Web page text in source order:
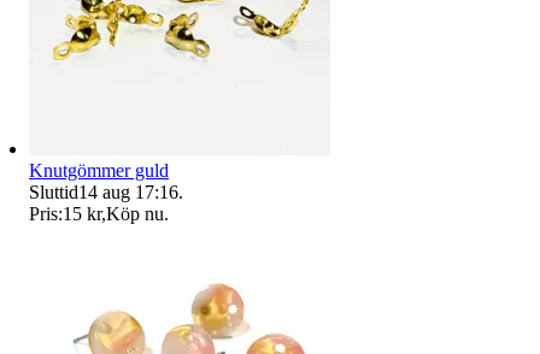
Knutgömmer guld
Sluttid14 aug 17:16.
Pris:15 kr,Köp nu.